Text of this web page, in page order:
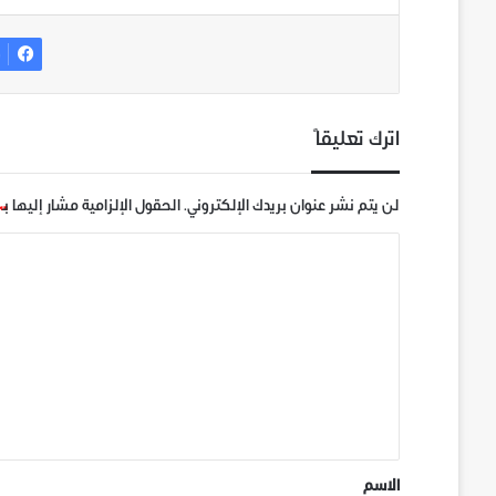
اترك تعليقاً
لن يتم نشر عنوان بريدك الإلكتروني. الحقول الإلزامية مشار إليها بـ
*الاسم